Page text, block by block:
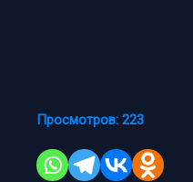
Просмотров: 223